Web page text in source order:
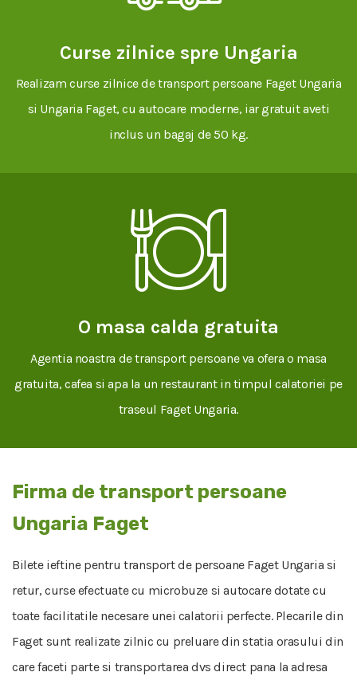
Curse zilnice spre Ungaria
Realizam curse zilnice de transport persoane Faget Ungaria
si Ungaria Faget, cu autocare moderne, iar gratuit aveti
inclus un bagaj de 50 kg.
O masa calda gratuita
Agentia noastra de transport persoane va ofera o masa
gratuita, cafea si apa la un restaurant in timpul calatoriei pe
traseul Faget Ungaria.
Firma de transport persoane
Ungaria Faget
Bilete ieftine pentru transport de persoane Faget Ungaria si
retur, curse efectuate cu microbuze si autocare dotate cu
toate facilitatile necesare unei calatorii perfecte. Plecarile din
Faget sunt realizate zilnic cu preluare din statia orasului din
care faceti parte si transportarea dvs direct pana la adresa